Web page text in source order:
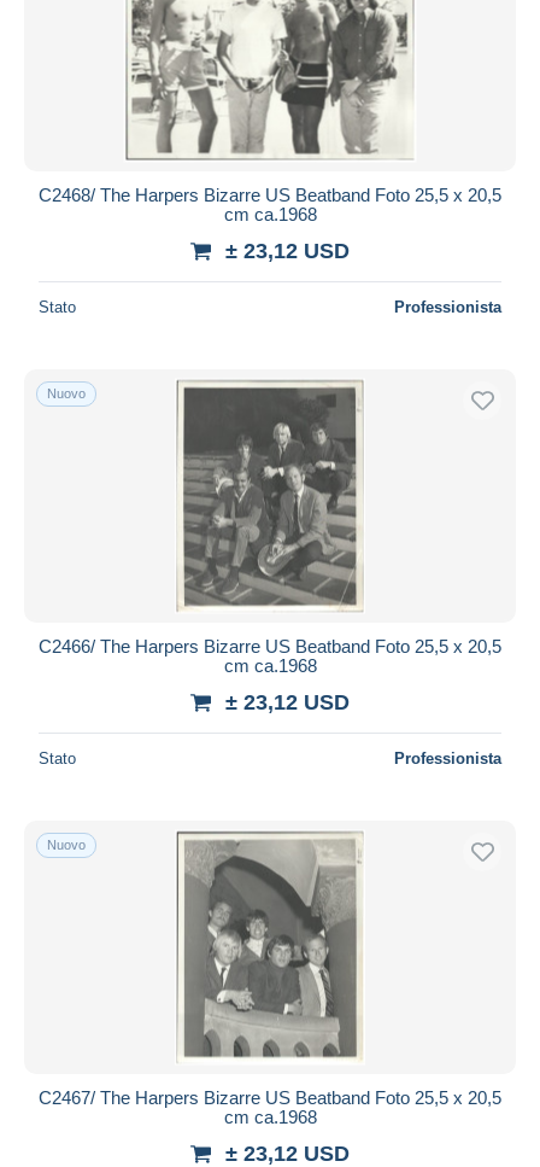
C2468/ The Harpers Bizarre US Beatband Foto 25,5 x 20,5
cm ca.1968
± 23,12 USD
Stato Professionista
Nuovo
C2466/ The Harpers Bizarre US Beatband Foto 25,5 x 20,5
cm ca.1968
± 23,12 USD
Stato Professionista
Nuovo
C2467/ The Harpers Bizarre US Beatband Foto 25,5 x 20,5
cm ca.1968
± 23,12 USD